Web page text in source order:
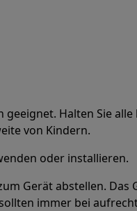
Halten Sie alle
von Kindern.
oder installieren.
Gerät abstellen. Das
immer bei